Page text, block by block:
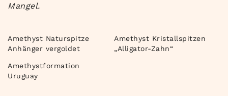
Mangel.
Amethyst Naturspitze
Anhänger vergoldet
Amethyst Kristallspitzen
„Alligator-Zahn“
Amethystformation
Uruguay